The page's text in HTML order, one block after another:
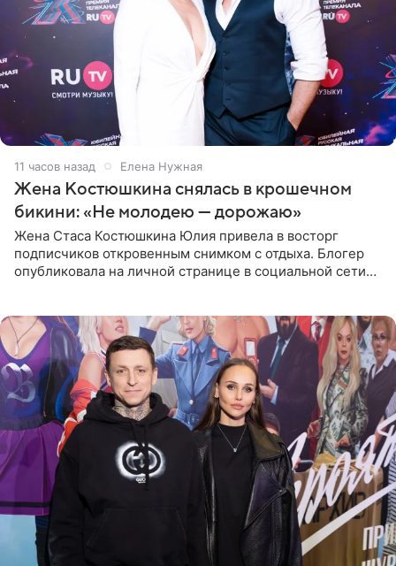
11 часов назад Елена Нужная
Жена Костюшкина снялась в крошечном
бикини: «Не молодею — дорожаю»
Жена Стаса Костюшкина Юлия привела в восторг
подписчиков откровенным снимком с отдыха. Блогер
опубликовала на личной странице в социальной сети